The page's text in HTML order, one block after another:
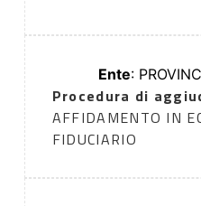
Ente:
Procedura di
AFFIDAMENTO IN
FIDUCIARIO